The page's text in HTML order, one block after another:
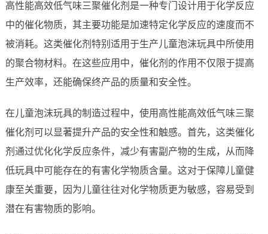
高性能高效低气味三聚催化剂是一种专门设计用于化学反应
中的催化物质，其主要功能是加速特定化学反应的速度而不
被消耗。这类催化剂特别适用于生产儿童泡沫玩具中所使用
的聚合物材料。在这些应用中，催化剂的作用不仅限于提高
生产效率，还能确保终产品的质量和安全性。
在儿童泡沫玩具的制造过程中，使用高性能高效低气味三聚
催化剂可以显著提升产品的安全性和触感。首先，这类催化
剂通过优化化学反应条件，减少有害副产物的生成，从而降
低玩具中可能存在的有害化学物质含量。这对于保障儿童健
康至关重要，因为儿童往往对化学物质更为敏感，容易受到
潜在有害物质的影响。